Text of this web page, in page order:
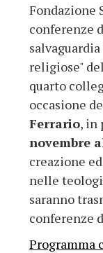
Fondazione
conferenze
religiose"
quarto
occasione
Ferrario, in
novembre
creazione
nelle
saranno
conferenze
Programma